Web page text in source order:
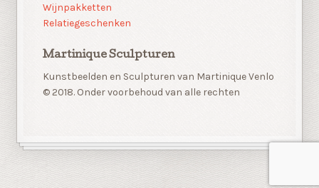
Wijnpakketten
Relatiegeschenken
Martinique Sculpturen
Kunstbeelden en Sculpturen van Martinique Venlo
© 2018. Onder voorbehoud van alle rechten